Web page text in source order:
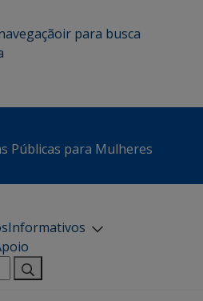
ir para busca
Públicas para Mulheres
Informativos